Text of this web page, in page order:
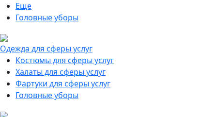
Еще
Головные уборы
Одежда для сферы услуг
Костюмы для сферы услуг
Халаты для сферы услуг
Фартуки для сферы услуг
Головные уборы